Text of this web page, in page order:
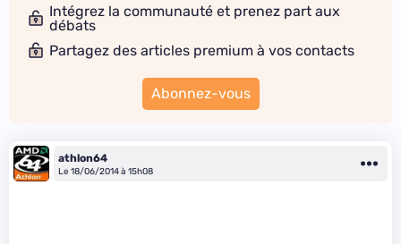
Intégrez la communauté et prenez part aux
débats
Partagez des articles premium à vos contacts
Abonnez-vous
athlon64
Le 18/06/2014 à 15h08